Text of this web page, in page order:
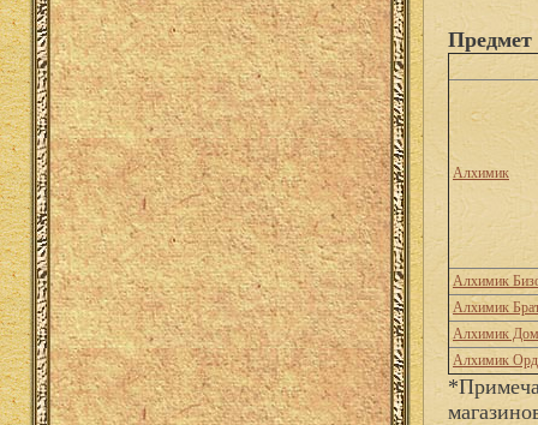
Алхимик
Алхимик
Алхимик
Алхимик
Алхимик